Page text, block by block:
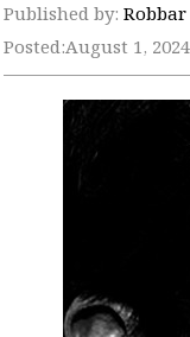
Published by:
Posted:August 1,